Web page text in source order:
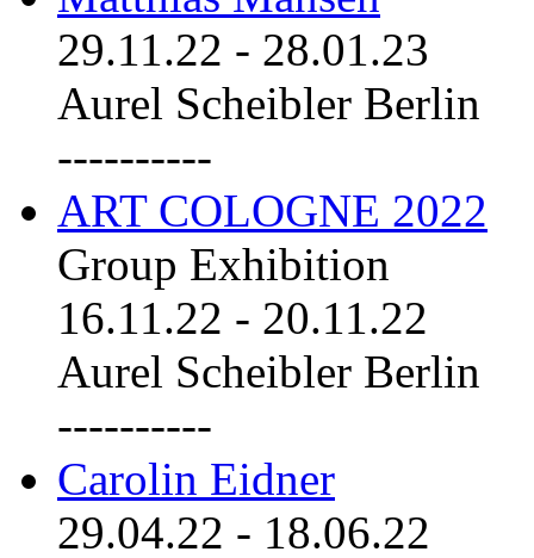
29.11.22 - 28.01.23
Aurel Scheibler Berlin
----------
ART COLOGNE 2022
Group Exhibition
16.11.22 - 20.11.22
Aurel Scheibler Berlin
----------
Carolin Eidner
29.04.22 - 18.06.22